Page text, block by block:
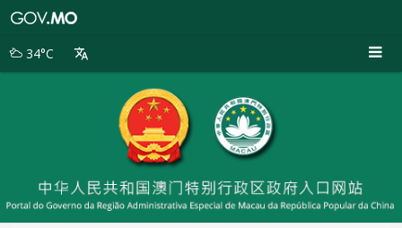
别
34°C